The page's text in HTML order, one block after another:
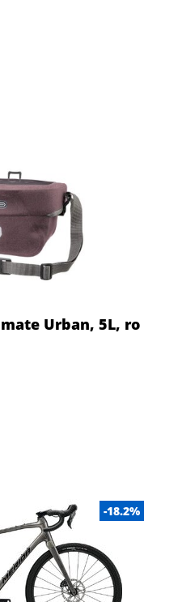
Urban, 5L, ro
-18.2%